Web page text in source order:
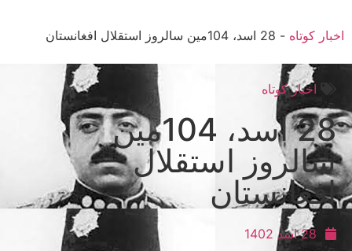
اخبار کوتاه - 28 اسد، 104مین سالروز استقلال افغانستان
اخبار کوتاه
28 اسد، 104مین
سالروز استقلال
افغانستان
28 اسد 1402